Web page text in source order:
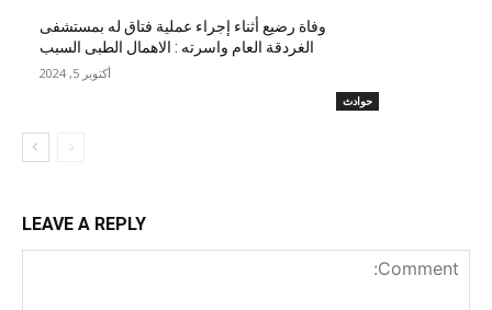
حوادث
وفاة رضيع أثناء إجراء عملية فتاق له بمستشفى
الغردقة العام واسرته : الاهمال الطبى السبب
أكتوبر 5, 2024
LEAVE A REPLY